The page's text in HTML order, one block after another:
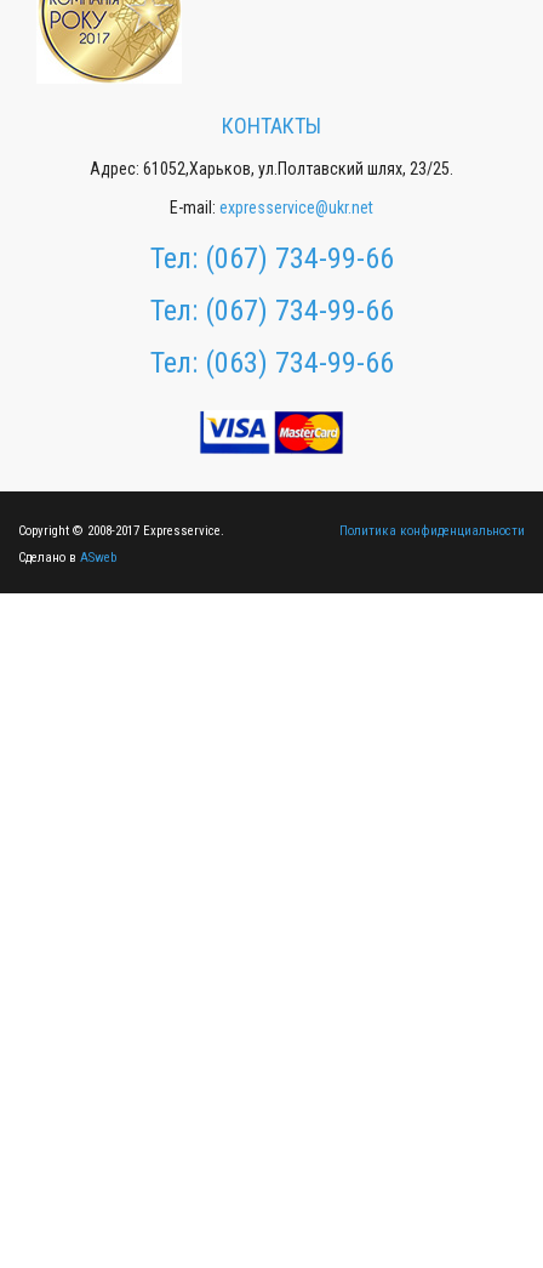
КОНТАКТЫ
Адрес: 61052,Харьков, ул.Полтавский шлях, 23/25.
E-mail: expresservice@ukr.net
Тел: (067) 734-99-66
Тел: (067) 734-99-66
Тел: (063) 734-99-66
Copyright © 2008-2017 Expresservice.
Сделано в ASweb
Политика конфиденциальности